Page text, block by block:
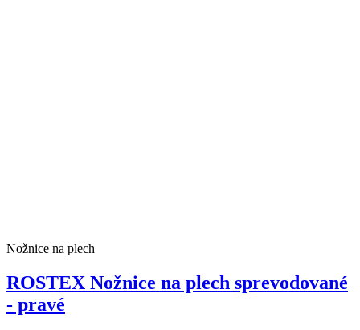
Nožnice na plech
ROSTEX Nožnice na plech sprevodované
- pravé